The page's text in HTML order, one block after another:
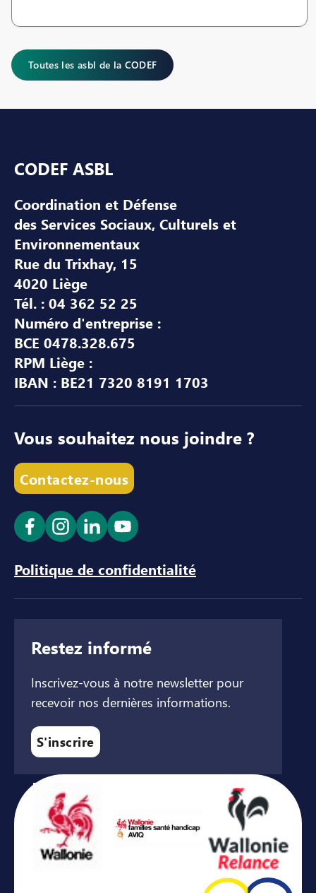
Toutes les asbl de la CODEF
CODEF ASBL
Coordination et Défense
des Services Sociaux, Culturels et
Environnementaux
Rue du Trixhay, 15
4020 Liège
Tél. : 04 362 52 25
Numéro d'entreprise :
BCE 0478.328.675
RPM Liège :
IBAN : BE21 7320 8191 1703
Vous souhaitez nous joindre ?
Contactez-nous
Ouvrir le lien dans un nouvel onglet
Ouvrir le lien dans un nouvel onglet
Ouvrir le lien dans un nouvel
Ouvrir le lien dans un
Politique de confidentialité
Restez informé
Inscrivez-vous à notre newsletter pour
recevoir nos dernières informations.
S'inscrire
Avec le soutien de ...